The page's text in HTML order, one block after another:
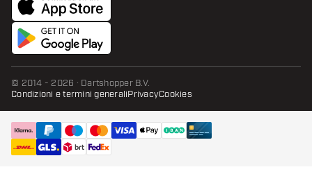
© 2014 - 2026 · Dartshopper B.V.
Condizioni e termini generaliPrivacyCookies